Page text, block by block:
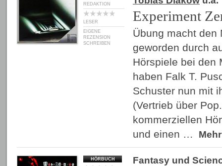
REDAKTION
LESER
EIGENE
REZENSION
SCHREIBEN
Experiment
Übung macht den
geworden durch
Hörspiele bei den
haben Falk T.
Schuster nun mit
(Vertrieb über
kommerziellen
und einen …
HÖRBUCH
Fantasy und